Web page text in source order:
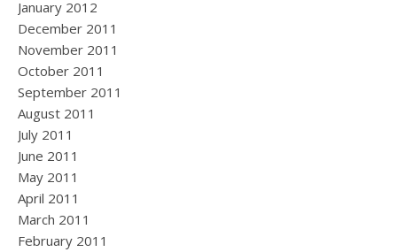
January 2012
December 2011
November 2011
October 2011
September 2011
August 2011
July 2011
June 2011
May 2011
April 2011
March 2011
February 2011